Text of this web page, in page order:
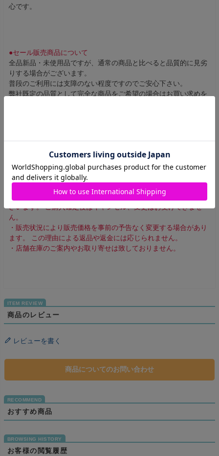
心です。
●セール販売商品について
全品新品・未使用品ですが、通常の商品と比べると品質的に見劣
りする場合がございます。
普段のご利用には支障のない程度ですのでご安心下さい。
弊社既定の品質として完全な商品をご希望の場合はお買い求めを
場合がございます。
これらの外傷による理由での返品・交換には応じられませんので
あらかじめご了承ください。
・セール価格販売商品は事前の予告なく販売終了となる場合がご
ざいます。 ご購入確定後はキャンセル、変更はお受けできませ
ん。
・販売状況により販売価格を事前の予告なく変更する場合があり
ます。 この理由による返品や返金には応じられません。
・店舗在庫のご案内やお取り寄せは致しておりません。
商品のレビュー
レビューを書く
商品についてのお問い合わせ
おすすめ商品
お客様の閲覧履歴